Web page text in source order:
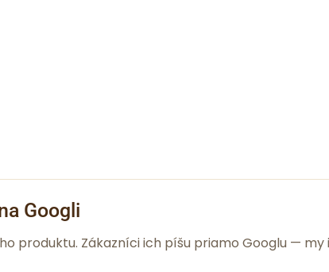
Googli
produktu. Zákazníci ich píšu priamo Googlu —